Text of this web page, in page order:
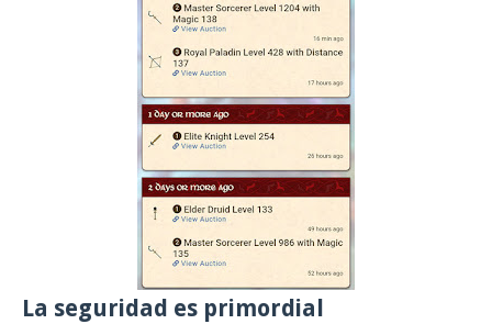
La seguridad es primordial